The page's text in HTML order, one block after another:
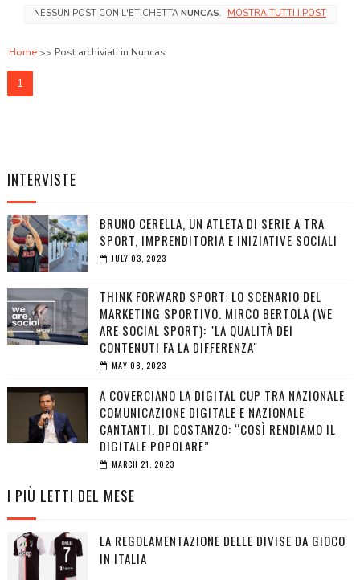
NESSUN POST CON L'ETICHETTA NUNCAS. MOSTRA TUTTI I POST
Home Post archiviati in Nuncas
1
INTERVISTE
BRUNO CERELLA, UN ATLETA DI SERIE A TRA
SPORT, IMPRENDITORIA E INIZIATIVE SOCIALI
JULY 03, 2023
THINK FORWARD SPORT: LO SCENARIO DEL
MARKETING SPORTIVO. MIRCO BERTOLA (WE
ARE SOCIAL SPORT): "LA QUALITÀ DEI
CONTENUTI FA LA DIFFERENZA"
MAY 08, 2023
A COVERCIANO LA DIGITAL CUP TRA NAZIONALE
COMUNICAZIONE DIGITALE E NAZIONALE
CANTANTI. DI COSTANZO: “COSÌ RENDIAMO IL
DIGITALE POPOLARE”
MARCH 21, 2023
I PIÙ LETTI DEL MESE
LA REGOLAMENTAZIONE DELLE DIVISE DA GIOCO
IN ITALIA